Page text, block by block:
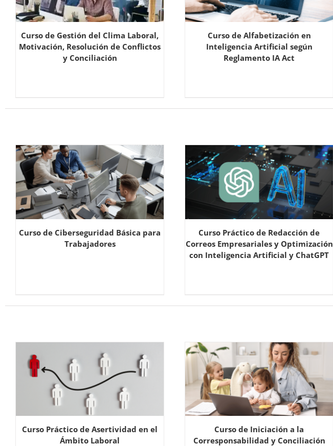
Curso de Gestión del Clima Laboral,
Motivación, Resolución de Conflictos
y Conciliación
Curso de Alfabetización en
Inteligencia Artificial según
Reglamento IA Act
Curso de Ciberseguridad Básica para
Trabajadores
Curso Práctico de Redacción de
Correos Empresariales y Optimización
con Inteligencia Artificial y ChatGPT
Curso Práctico de Asertividad en el
Ámbito Laboral
Curso de Iniciación a la
Corresponsabilidad y Conciliación